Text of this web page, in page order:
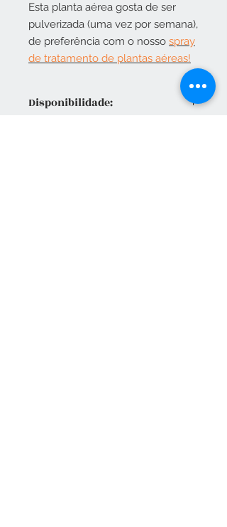
Esta planta aérea gosta de ser
pulverizada (uma vez por semana),
de preferência com o nosso spray
de tratamento de plantas aéreas!
Disponibilidade: